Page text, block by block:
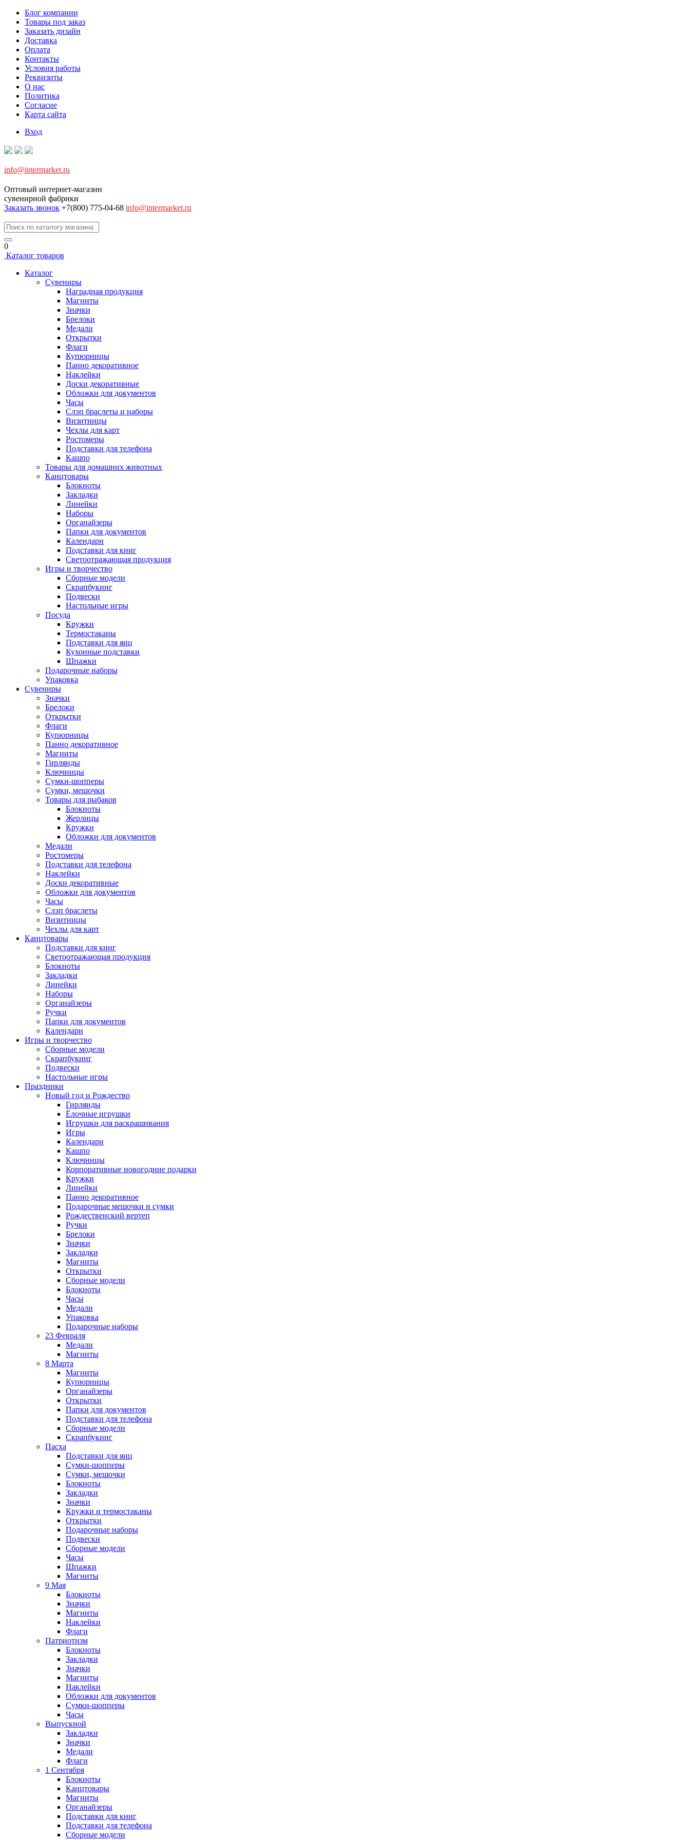
Блог компании
Товары под заказ
Заказать дизайн
Доставка
Оплата
Контакты
Условия работы
Реквизиты
О нас
Политика
Согласие
Карта сайта
Вход
info@intermarket.ru
Оптовый интернет-магазин
сувенирной фабрики
Заказать звонок +7(800) 775-04-68 info@intermarket.ru
0
Каталог товаров
Каталог
Сувениры
Наградная продукция
Магниты
Значки
Брелоки
Медали
Открытки
Флаги
Купюрницы
Панно декоративное
Наклейки
Доски декоративные
Обложки для документов
Часы
Слэп браслеты и наборы
Визитницы
Чехлы для карт
Ростомеры
Подставки для телефона
Кашпо
Товары для домашних животных
Канцтовары
Блокноты
Закладки
Линейки
Наборы
Органайзеры
Папки для документов
Календари
Подставки для книг
Светоотражающая продукция
Игры и творчество
Сборные модели
Скрапбукинг
Подвески
Настольные игры
Посуда
Кружки
Термостаканы
Подставки для яиц
Кухонные подставки
Шпажки
Подарочные наборы
Упаковка
Сувениры
Значки
Брелоки
Открытки
Флаги
Купюрницы
Панно декоративное
Магниты
Гирлянды
Ключницы
Сумки-шопперы
Сумки, мешочки
Товары для рыбаков
Блокноты
Жерлицы
Кружки
Обложки для документов
Медали
Ростомеры
Подставки для телефона
Наклейки
Доски декоративные
Обложки для документов
Часы
Слэп браслеты
Визитницы
Чехлы для карт
Канцтовары
Подставки для книг
Светоотражающая продукция
Блокноты
Закладки
Линейки
Наборы
Органайзеры
Ручки
Папки для документов
Календари
Игры и творчество
Сборные модели
Скрапбукинг
Подвески
Настольные игры
Праздники
Новый год и Рождество
Гирлянды
Ёлочные игрушки
Игрушки для раскрашивания
Игры
Календари
Кашпо
Ключницы
Корпоративные новогодние подарки
Кружки
Линейки
Панно декоративное
Подарочные мешочки и сумки
Рождественский вертеп
Ручки
Брелоки
Значки
Закладки
Магниты
Открытки
Сборные модели
Блокноты
Часы
Медали
Упаковка
Подарочные наборы
23 Февраля
Медали
Магниты
8 Марта
Магниты
Купюрницы
Органайзеры
Открытки
Папки для документов
Подставки для телефона
Сборные модели
Скрапбукинг
Пасха
Подставки для яиц
Сумки-шопперы
Сумки, мешочки
Блокноты
Закладки
Значки
Кружки и термостаканы
Открытки
Подарочные наборы
Подвески
Сборные модели
Часы
Шпажки
Магниты
9 Мая
Блокноты
Значки
Магниты
Наклейки
Флаги
Патриотизм
Блокноты
Закладки
Значки
Магниты
Наклейки
Обложки для документов
Сумки-шопперы
Часы
Выпускной
Закладки
Значки
Медали
Флаги
1 Сентября
Блокноты
Канцтовары
Магниты
Органайзеры
Подставки для книг
Подставки для телефона
Сборные модели